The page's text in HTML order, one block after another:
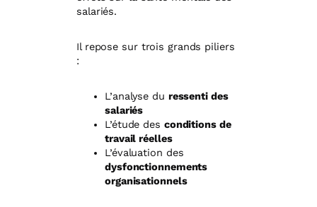
salariés.
Il repose sur trois grands piliers
:
L’analyse du ressenti des
salariés
L’étude des conditions de
travail réelles
L’évaluation des
dysfonctionnements
organisationnels